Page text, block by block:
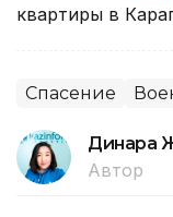
квартиры в
Спасение
Динара
Автор